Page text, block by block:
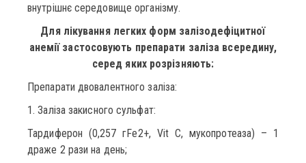
внутрішнє середовище організму.
Для лікування легких форм залізодефіцитної
анемії застосовують препарати заліза всередину,
серед яких розрізняють:
Препарати двовалентного заліза:
1. Заліза закисного сульфат:
Тардиферон (0,257 гFe2+, Vit C, мукопротеаза) – 1
драже 2 рази на день;